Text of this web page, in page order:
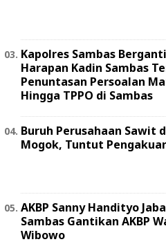
Kapolres Sambas
Harapan Kadin Sambas
Penuntasan Persoalan
Hingga TPPO di Sambas
Buruh Perusahaan Sawit
Mogok, Tuntut
AKBP Sanny Handityo
Sambas Gantikan AKBP
Wibowo